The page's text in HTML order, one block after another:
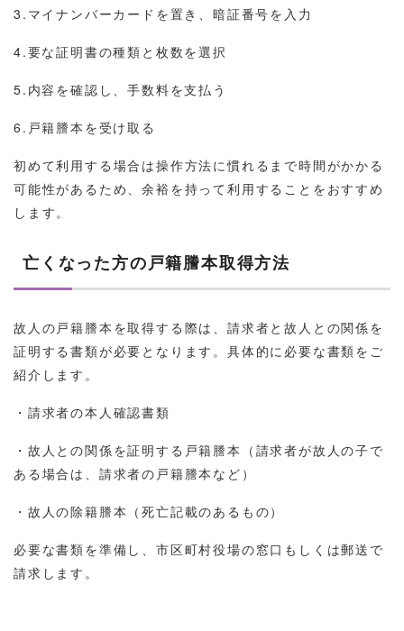
3.マイナンバーカードを置き、暗証番号を入力
4.要な証明書の種類と枚数を選択
5.内容を確認し、手数料を支払う
6.戸籍謄本を受け取る
初めて利用する場合は操作方法に慣れるまで時間がかかる
可能性があるため、余裕を持って利用することをおすすめ
します。
亡くなった方の戸籍謄本取得方法
故人の戸籍謄本を取得する際は、請求者と故人との関係を
証明する書類が必要となります。具体的に必要な書類をご
紹介します。
・請求者の本人確認書類
・故人との関係を証明する戸籍謄本（請求者が故人の子で
ある場合は、請求者の戸籍謄本など）
・故人の除籍謄本（死亡記載のあるもの）
必要な書類を準備し、市区町村役場の窓口もしくは郵送で
請求します。